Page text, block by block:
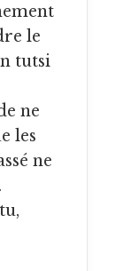
le
tutsi
ne
les
ne